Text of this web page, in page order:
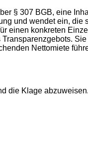
§ 307 BGB, eine
und wendet ein,
einen konkreten
Nettomiete
die Klage abzuweisen.